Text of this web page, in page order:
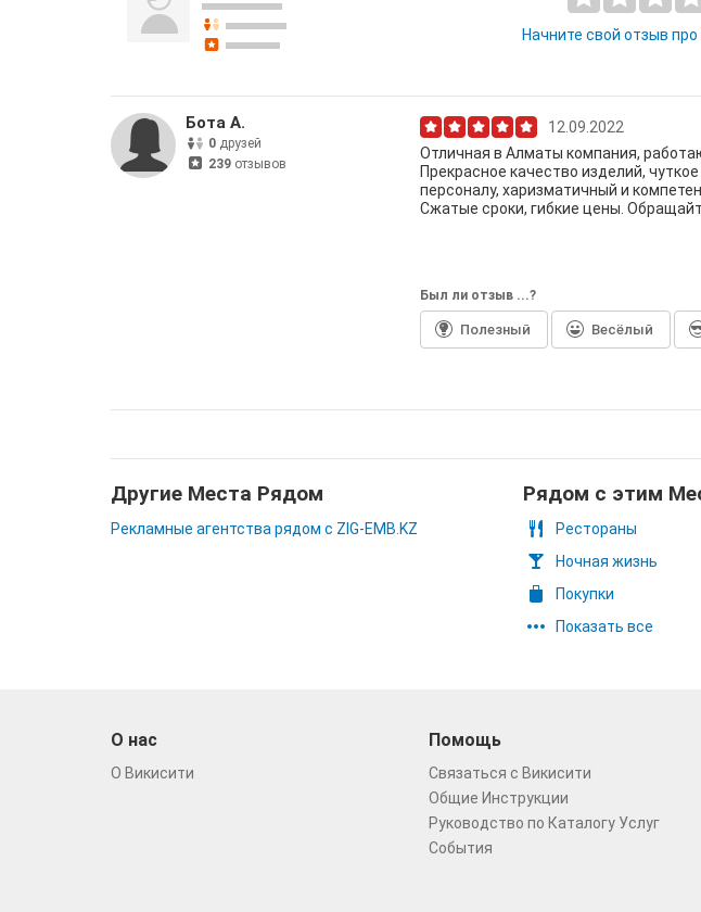
Начните свой отзыв про
Бота А.
0 друзей
239 отзывов
12.09.2022
Отличная в Алматы компания,
Прекрасное качество изделий,
персоналу, харизматичный и
Сжатые сроки, гибкие цены.
Был ли отзыв ...?
Полезный Весёлый
Другие Места Рядом
Рекламные агентства рядом с ZIG-EMB.KZ
Рядом с этим
Рестораны
Ночная жизнь
Покупки
Показать все
О нас
О Викисити
Помощь
Связаться с Викисити
Общие Инструкции
Руководство по Каталогу Услуг
События